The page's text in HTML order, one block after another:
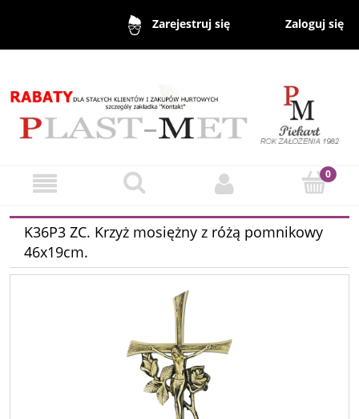
Zarejestruj się Zaloguj się
K36P3 ZC. Krzyż mosiężny z różą pomnikowy
46x19cm.